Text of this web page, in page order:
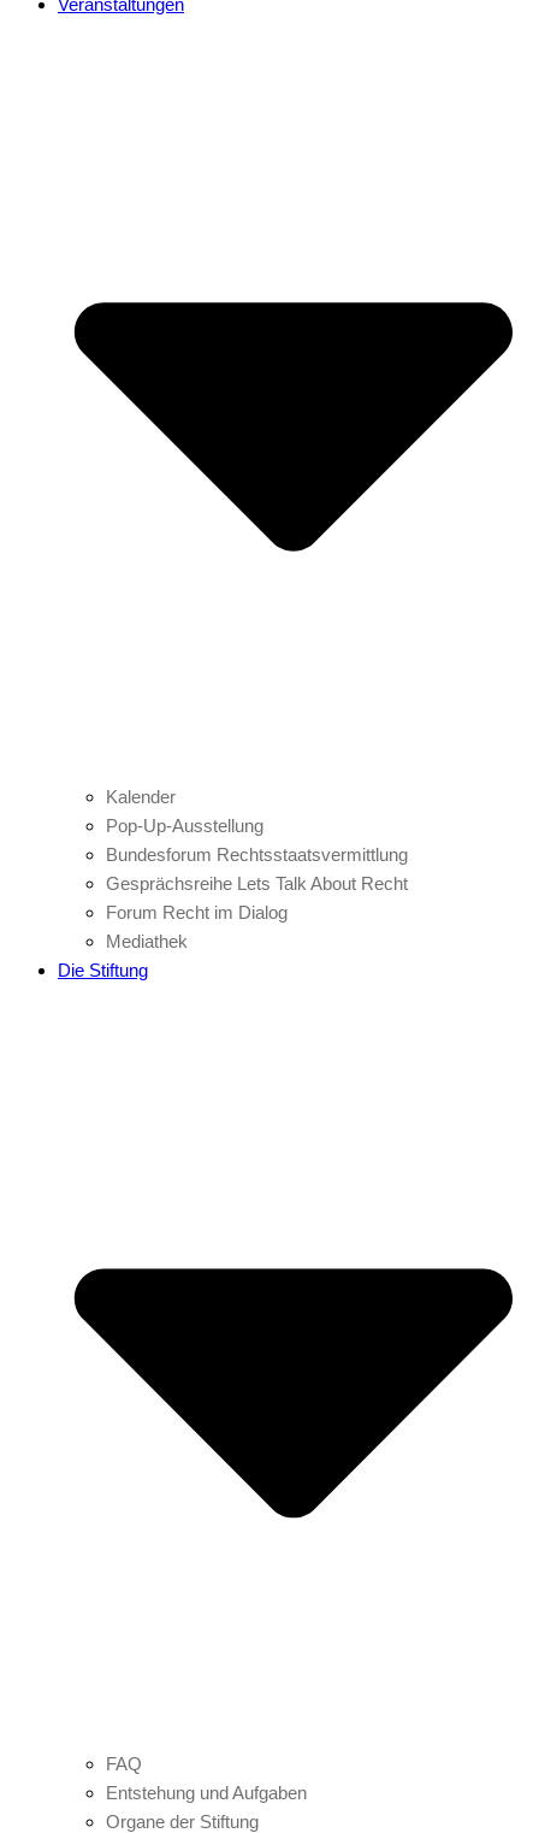
Veranstaltungen
Kalender
Pop-Up-Ausstellung
Bundesforum Rechtsstaatsvermittlung
Gesprächsreihe Lets Talk About Recht
Forum Recht im Dialog
Mediathek
Die Stiftung
FAQ
Entstehung und Aufgaben
Organe der Stiftung